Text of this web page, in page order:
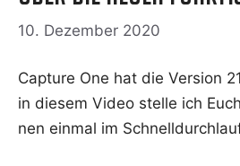
10. Dezember 2020
Cap­tu­re One hat die Ver­si­on
in die­sem Video stel­le ich
nen ein­mal im